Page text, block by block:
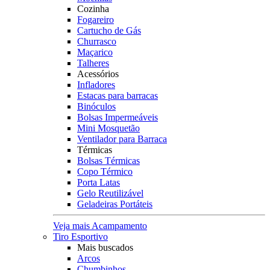
Cozinha
Fogareiro
Cartucho de Gás
Churrasco
Maçarico
Talheres
Acessórios
Infladores
Estacas para barracas
Binóculos
Bolsas Impermeáveis
Mini Mosquetão
Ventilador para Barraca
Térmicas
Bolsas Térmicas
Copo Térmico
Porta Latas
Gelo Reutilizável
Geladeiras Portáteis
Veja mais Acampamento
Tiro Esportivo
Mais buscados
Arcos